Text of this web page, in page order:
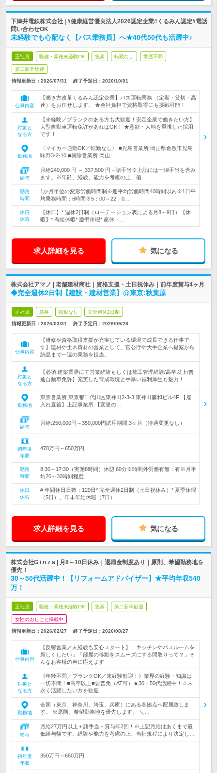
下津井電鉄株式会社 | #健康経営優良法人2026認定企業#くるみん認定#電話
問い合わせOK
未経験でも心配なく【バス乗務員】へ★40代50代も活躍中♪
正社員 職種・業種未経験OK 急募 転勤なし 学歴不問
第二新卒歓迎
情報更新日：2026/07/31 終了予定日： 2026/10/01
仕事内容
【働き方改革くるみん認定企業】バス運転業務 （定期・貸切・高
速）をお任せします。 ★会社負担で資格取得にも挑戦可能！
対象と
なる方
【未経験／ブランクのある方も大歓迎！安定企業で働きたい方】
大型自動車運転免許があればOK！ ★意欲・人柄を重視した採用
です！
勤務地
〈マイカー通勤OK／転勤なし〉 ■児島営業所 岡山県倉敷市児島
味野3-2-10 ■興除営業所 岡山…
給与
月給240,000 円 ～ 337,500 円＋諸手当※上記には一律手当を含み
ます。※年齢、経験、能力を考慮の上、優…
勤務
時間
1か月単位の変形労働時間制※週平均労働時間40時間以内※1日平
均乗務時間：6時間※5：00～22：0…
休日
休暇
【休日】* 週休2日制（ローテーション表による月8～9日）【休
暇】* 有給休暇* 慶弔休暇* 産休・…
求人詳細を見る 気になる
株式会社アマノ | 老舗建材商社｜資格支援・土日祝休み｜前年度賞与4ヶ月
◆完全週休2日制【建設・建材営業】@東京:秋葉原
正社員 急募 転勤なし 完全週休2日制
情報更新日：2026/03/31 終了予定日： 2026/09/28
仕事内容
【研修や資格取得支援が充実している環境で成長できる仕事で
す】建材や土木資材の営業として、官公庁や大手企業へ提案から
納品まで一連の業務を担当。
対象と
なる方
【必須:建築業界にて営業経験もしくは施工管理経験/高卒以上/普
通自動車免許】充実した育成環境と手厚い福利厚生も魅力！
勤務地
東京営業所 東京都千代田区東神田2-3-3 東神田藤和ビル4F 【雇
入れ直後】上記事業所 【変更の…
給与
月給:250,000円～350,000円試用期間:3ヶ月（待遇変更なし）
初年度
年収
470万円～650万円
勤務
時間
8:30～17:30（実働8時間）休憩:60分※時間外労働有無：有※月平
均20～30時間程度
休日
休暇
# 年間休日日数：120日* 完全週休2日制（土日祝休み）* 夏季休暇
（5日）、年末年始休暇（7日）…
求人詳細を見る 気になる
株式会社G i n z a | 月8～10日休み｜退職金制度あり｜原則、希望勤務地を
優先！
30～50代活躍中！【リフォームアドバイザー】★平均年収540
万！
正社員 職種・業種未経験OK 急募 第二新卒歓迎
女性のおしごと掲載中
情報更新日：2026/02/27 終了予定日： 2026/08/27
仕事内容
【反響営業／未経験も安心スタート】「キッチンやバスルームを
新しくしたい」「部屋の移動をスムーズにする間取りって？」そ
んなお客様の声に応えます
対象と
なる方
《年齢不問／ブランクOK／未経験歓迎！》業界の経験・知識は
一切不問！■高卒以上■要普免（AT可）★30・50代活躍中！☆末
永く活躍したい方を歓迎
勤務地
全国（東京、神奈川、埼玉、兵庫）にある各拠点へ配属致しま
す。 ※原則、希望勤務地を優先します。 ＼…
給与
月給27万円以上＋諸手当＋賞与年2回！※上記月給はあくまで最
低給与額です。経験や能力を考慮の上、当社規程により決定し…
初年度
年収
350万円～650万円